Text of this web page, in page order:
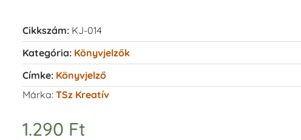
Cikkszám: KJ-014
Kategória: Könyvjelzők
Címke: Könyvjelző
Márka: TSz Kreatív
1.290 Ft